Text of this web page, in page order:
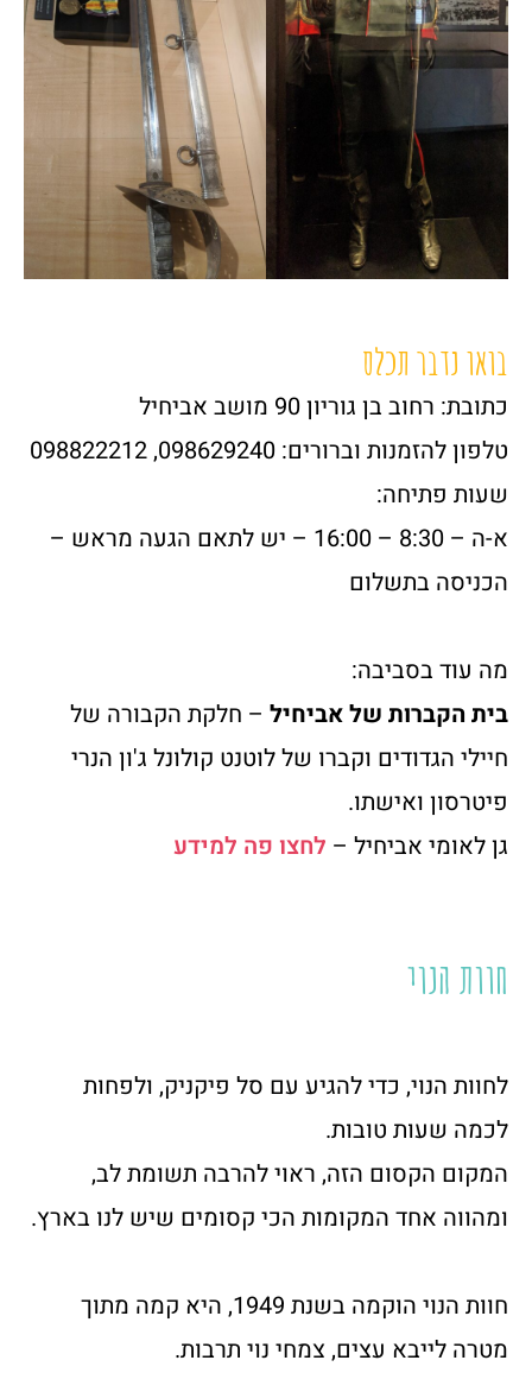
בואו נדבר תכלס
כתובת: רחוב בן גוריון 90 מושב אביחיל
טלפון להזמנות וברורים: 098629240, 098822212
שעות פתיחה:
א-ה – 8:30 – 16:00 – יש לתאם הגעה מראש –
הכניסה בתשלום
מה עוד בסביבה:
בית הקברות של אביחיל – חלקת הקבורה של
חיילי הגדודים וקברו של לוטנט קולונל ג'ון הנרי
פיטרסון ואישתו.
גן לאומי אביחיל – לחצו פה למידע
חוות הנוי
לחוות הנוי, כדי להגיע עם סל פיקניק, ולפחות
לכמה שעות טובות.
המקום הקסום הזה, ראוי להרבה תשומת לב,
ומהווה אחד המקומות הכי קסומים שיש לנו בארץ.
חוות הנוי הוקמה בשנת 1949, היא קמה מתוך
מטרה לייבא עצים, צמחי נוי תרבות.